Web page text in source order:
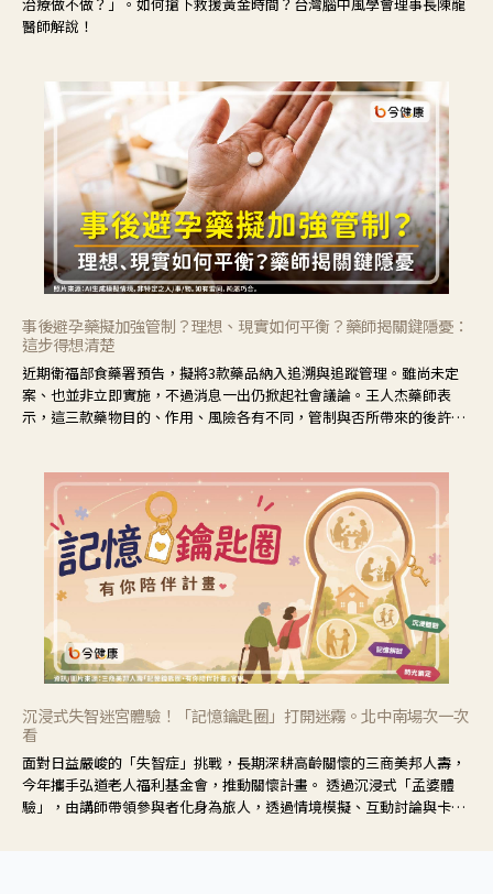
醫師解說！
事後避孕藥擬加強管制？理想、現實如何平衡？藥師揭關鍵隱憂：
這步得想清楚
近期衛福部食藥署預告，擬將3款藥品納入追溯與追蹤管理。雖尚未定
案、也並非立即實施，不過消息一出仍掀起社會議論。王人杰藥師表
示，這三款藥物目的、作用、風險各有不同，管制與否所帶來的後許影
沉浸式失智迷宮體驗！「記憶鑰匙圈」打開迷霧。北中南場次一次
看
面對日益嚴峻的「失智症」挑戰，長期深耕高齡關懷的三商美邦人壽，
今年攜手弘道老人福利基金會，推動關懷計畫。 透過沉浸式「孟婆體
驗」，由講師帶領參與者化身為旅人，透過情境模擬、互動討論與卡牌